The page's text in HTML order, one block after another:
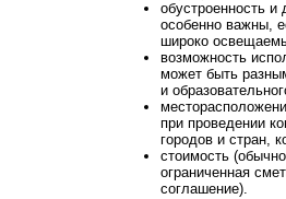
обустроенность и
особенно важны,
широко
возможность
может быть
и
при проведении
городов и стран,
стоимость
ограниченная
соглашение).